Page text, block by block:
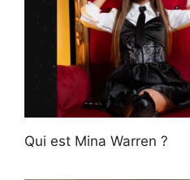
Qui est Mina Warren ?